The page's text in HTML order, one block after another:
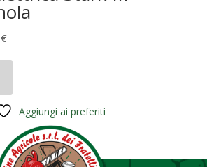
€Il
399,00 €.
Aggiungi ai preferiti